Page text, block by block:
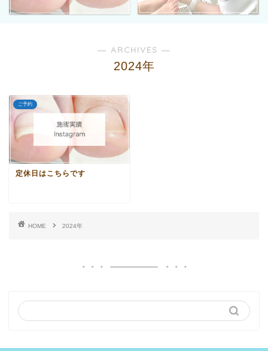
― ARCHIVES ―
2024年
ご予約
定休日はこちらです
HOME 2024年